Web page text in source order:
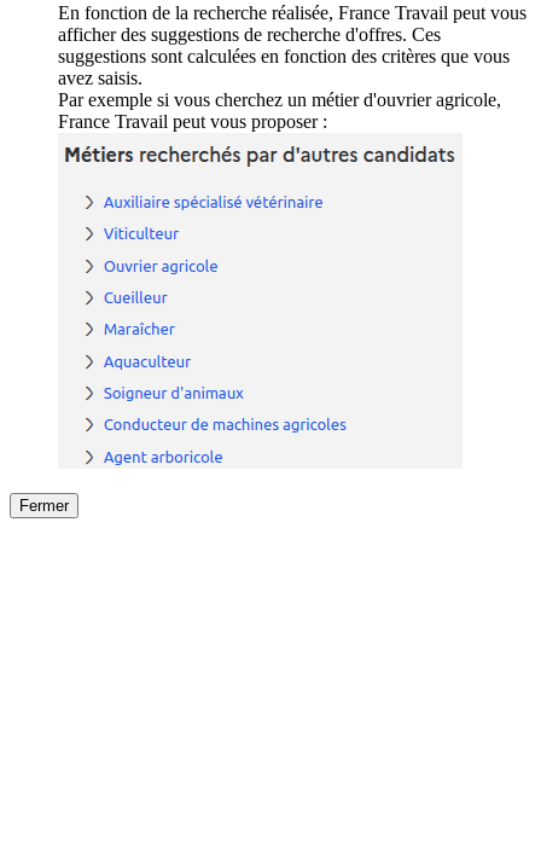
En fonction de la recherche réalisée, France Travail peut vous
afficher des suggestions de recherche d'offres. Ces
suggestions sont calculées en fonction des critères que vous
avez saisis.
Par exemple si vous cherchez un métier d'ouvrier agricole,
France Travail peut vous proposer :
Fermer